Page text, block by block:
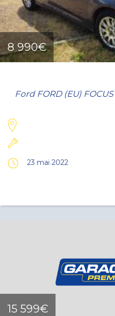
8 990€
Ford FORD (EU) FOCUS
23 mai 2022
15 599€